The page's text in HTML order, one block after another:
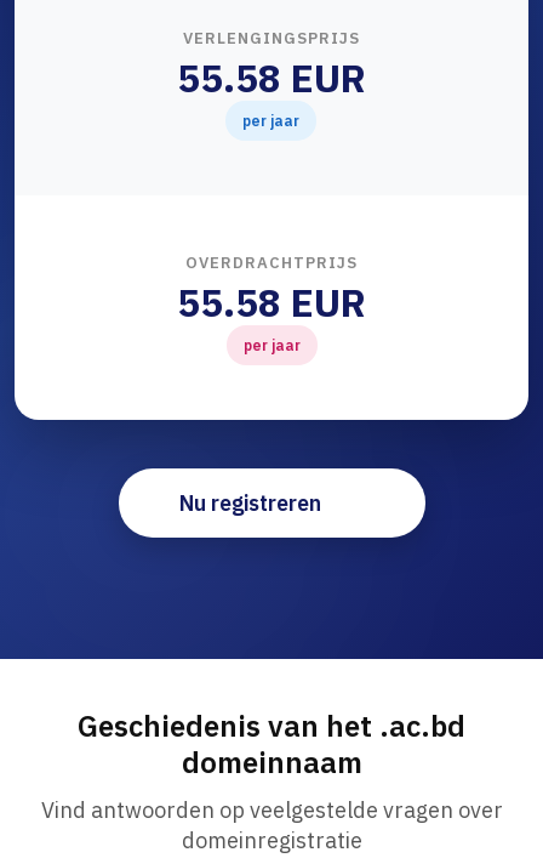
VERLENGINGSPRIJS
55.58 EUR
per jaar
OVERDRACHTPRIJS
55.58 EUR
per jaar
Nu registreren
Geschiedenis van het .ac.bd
domeinnaam
Vind antwoorden op veelgestelde vragen over
domeinregistratie